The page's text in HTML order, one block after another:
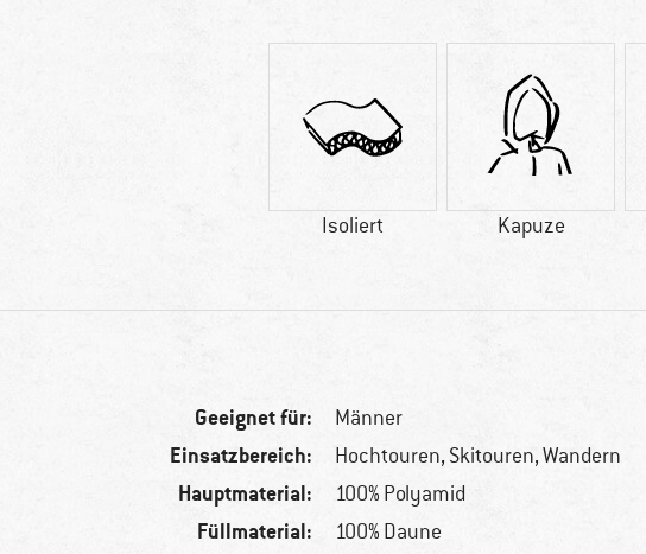
Isoliert Kapuze
Geeignet für: Männer
Einsatzbereich: Hochtouren, Skitouren, Wandern
Hauptmaterial: 100% Polyamid
Füllmaterial: 100% Daune